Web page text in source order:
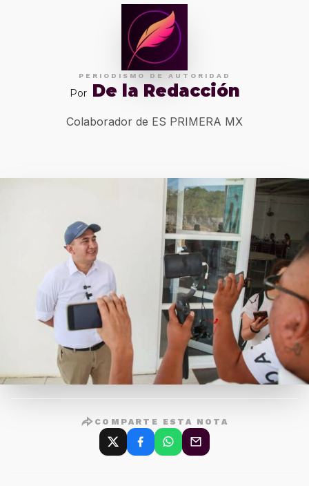
PERIODISMO DE AUTORIDAD
Por De la Redacción
Colaborador de ES PRIMERA MX
COMPARTE ESTA NOTA